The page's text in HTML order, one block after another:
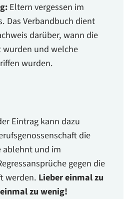
Eltern vergessen im
Das Verbandbuch dient
darüber, wann die
und welche
wurden.
Eintrag kann dazu
die
ablehnt und im
gegen die
werden. Lieber einmal zu
zu wenig!